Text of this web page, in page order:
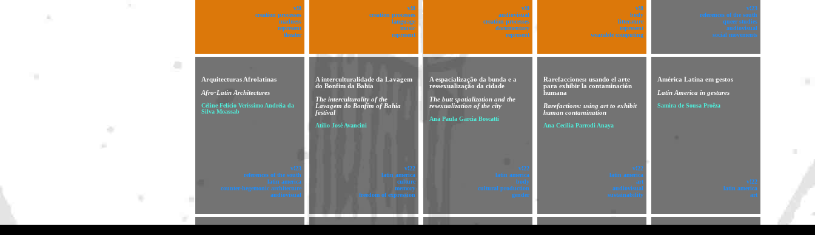
v!8
creation processes
madness
represent
theater
v!8
creation processes
language
music
represent
v!8
audiovisual
creation processes
documentary
represent
v!8
body
litterature
represent
wearable computing
v!23
references of the south
queer studies
audiovisual
social movements
Arquitecturas Afrolatinas
Afro-Latin Architectures
Céline Felício Veríssimo Andréia da
Silva Moassab
v!23
references of the south
latin america
counter-hegemonic architecture
audiovisual
A interculturalidade da Lavagem
do Bonfim da Bahia
The interculturality of the
Lavagem do Bonfim of Bahia
festival
Atílio José Avancini
v!22
latin america
culture
memory
freedom of expression
A espacialização da bunda e a
ressexualização da cidade
The butt spatialization and the
resexualization of the city
Ana Paula Garcia Boscatti
v!22
latin america
body
cultural production
gender
Rarefacciones: usando el arte
para exhibir la contaminación
humana
Rarefactions: using art to exhibit
human contamination
Ana Cecilia Parrodi Anaya
v!22
latin america
art
audiovisual
sustainability
América Latina em gestos
Latin America in gestures
Samira de Sousa Proêza
v!22
latin america
art